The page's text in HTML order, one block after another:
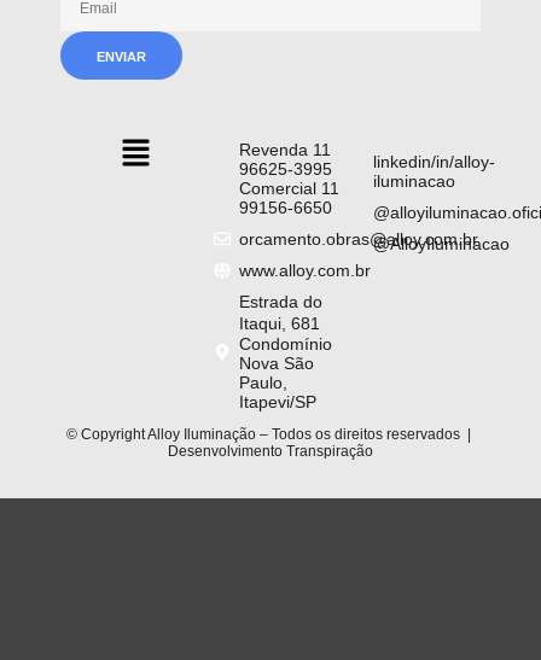
Revenda 11
96625-3995
Comercial 11
99156-6650
orcamento.obras@alloy.com.br
www.alloy.com.br
Estrada do
Itaqui, 681
Condomínio
Nova São
Paulo,
Itapevi/SP
linkedin/in/alloy-
iluminacao
@AlloyIluminacao
© Copyright Alloy Iluminação – Todos os direitos reservados |
Desenvolvimento Transpiração